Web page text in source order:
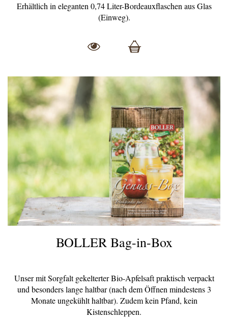
Erhältlich in eleganten 0,74 Liter-Bordeauxflaschen aus Glas
(Einweg).
BOLLER Bag-in-Box
Unser mit Sorgfalt gekelterter Bio-Apfelsaft praktisch verpackt
und besonders lange haltbar (nach dem Öffnen mindestens 3
Monate ungekühlt haltbar). Zudem kein Pfand, kein
Kistenschleppen.